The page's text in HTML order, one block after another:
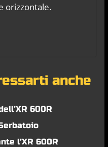
orizzontale.
anche
600R
l’XR 600R